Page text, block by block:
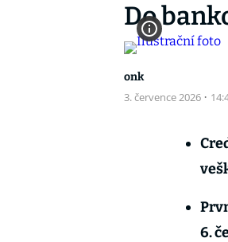
Do
onk
3. července 2026 ·
6.